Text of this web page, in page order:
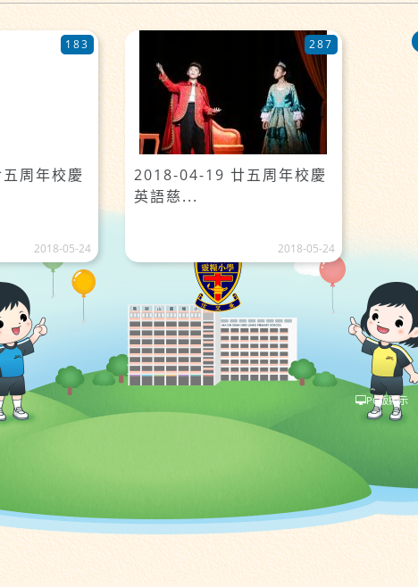
周年校慶
183
2018-05-24
2018-04-19 廿五周年校慶
英語慈...
287
2018-05-24
PC版顯示